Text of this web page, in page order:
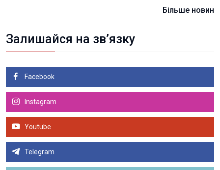
Більше новин
Залишайся на зв’язку
Facebook
Instagram
Youtube
Telegram